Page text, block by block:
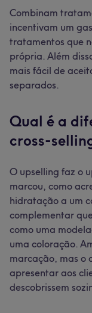
Combinam
incentivam um
tratamentos que
própria. Além
mais fácil de
separados.
Qual é a
cross-
O upselling faz o
marcou, como
hidratação a um
complementar
como uma
uma coloração.
marcação, mas o
apresentar aos
descobrissem